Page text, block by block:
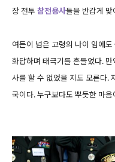
장 전투 참전용사들을 반갑게 맞
여든이 넘은 고령의 나이 임에
화답하며 태극기를 흔들었다.
사를 할 수 없었을 지도 모른다.
국이다. 누구보다도 뿌듯한 마